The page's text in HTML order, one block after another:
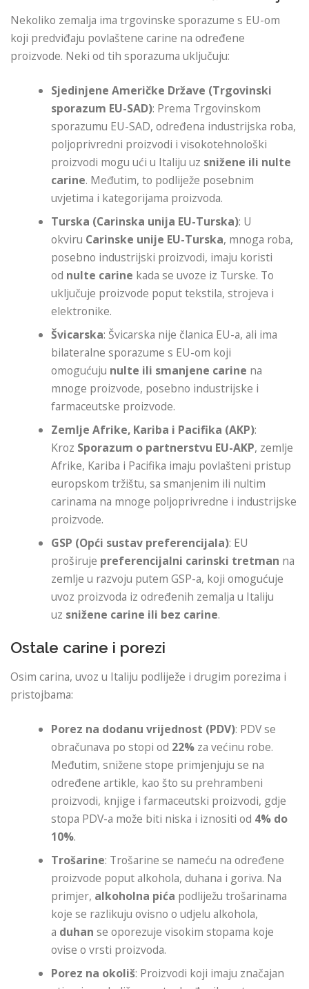
Nekoliko zemalja ima trgovinske sporazume s EU-om
koji predviđaju povlaštene carine na određene
proizvode. Neki od tih sporazuma uključuju:
Sjedinjene Američke Države (Trgovinski
sporazum EU-SAD): Prema Trgovinskom
sporazumu EU-SAD, određena industrijska roba,
poljoprivredni proizvodi i visokotehnološki
proizvodi mogu ući u Italiju uz snižene ili nulte
carine. Međutim, to podliježe posebnim
uvjetima i kategorijama proizvoda.
Turska (Carinska unija EU-Turska): U
okviru Carinske unije EU-Turska, mnoga roba,
posebno industrijski proizvodi, imaju koristi
od nulte carine kada se uvoze iz Turske. To
uključuje proizvode poput tekstila, strojeva i
elektronike.
Švicarska: Švicarska nije članica EU-a, ali ima
bilateralne sporazume s EU-om koji
omogućuju nulte ili smanjene carine na
mnoge proizvode, posebno industrijske i
farmaceutske proizvode.
Zemlje Afrike, Kariba i Pacifika (AKP):
Kroz Sporazum o partnerstvu EU-AKP, zemlje
Afrike, Kariba i Pacifika imaju povlašteni pristup
europskom tržištu, sa smanjenim ili nultim
carinama na mnoge poljoprivredne i industrijske
proizvode.
GSP (Opći sustav preferencijala): EU
proširuje preferencijalni carinski tretman na
zemlje u razvoju putem GSP-a, koji omogućuje
uvoz proizvoda iz određenih zemalja u Italiju
uz snižene carine ili bez carine.
Ostale carine i porezi
Osim carina, uvoz u Italiju podliježe i drugim porezima i
pristojbama:
Porez na dodanu vrijednost (PDV): PDV se
obračunava po stopi od 22% za većinu robe.
Međutim, snižene stope primjenjuju se na
određene artikle, kao što su prehrambeni
proizvodi, knjige i farmaceutski proizvodi, gdje
stopa PDV-a može biti niska i iznositi od 4% do
10%.
Trošarine: Trošarine se nameću na određene
proizvode poput alkohola, duhana i goriva. Na
primjer, alkoholna pića podliježu trošarinama
koje se razlikuju ovisno o udjelu alkohola,
a duhan se oporezuje visokim stopama koje
ovise o vrsti proizvoda.
Porez na okoliš: Proizvodi koji imaju značajan